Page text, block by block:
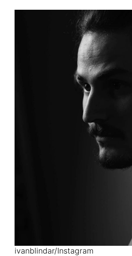
ivanblindar/Instagram